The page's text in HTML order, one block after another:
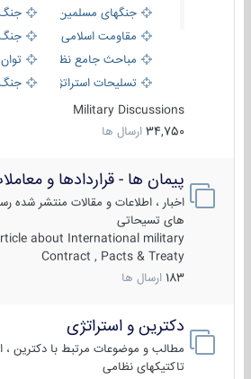
جنگهای مسلمین
جنگ
مقاومت اسلامی
جنگ
مباحث جامع نظامی
توان
تسلیحات استراتژیک
جنگ
Military Discussions
34,750 ارسال ها
پیمان ها - قراردادها و
اخبار ، اطلاعات و مقالات منتشر شده
های تسیحاتی
about International military
Contract , Pacts & Treaty
183 ارسال ها
دکترین و استراتژی
مطالب و موضوعات مرتبط با دکترین ،
تاکتیکهای نظامی